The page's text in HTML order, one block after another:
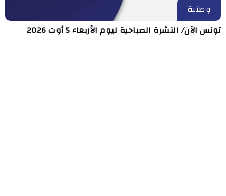
وطنية
تونس الآن/ النشرة الصباحية ليوم الأربعاء 5 أوت 2026